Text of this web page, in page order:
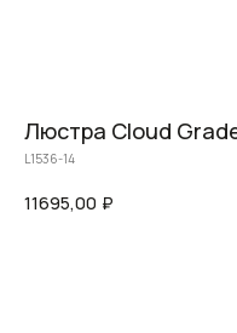
Люстра Cloud
L1536-14
11695,00 ₽